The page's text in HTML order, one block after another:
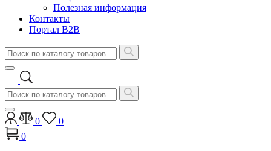
Полезная информация
Контакты
Портал B2B
0
0
0